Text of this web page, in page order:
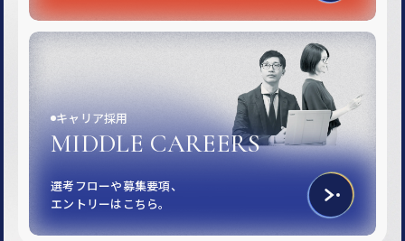
キャリア採用
MIDDLE CAREERS
選考フローや募集要項、
エントリーはこちら。